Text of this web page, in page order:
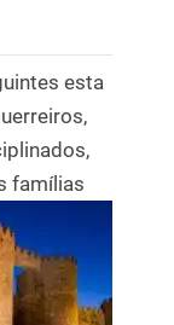
esta
famílias